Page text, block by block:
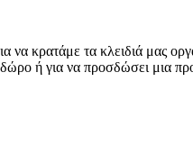
να κρατάμε τα κλειδιά μας
ή για να προσδώσει μια